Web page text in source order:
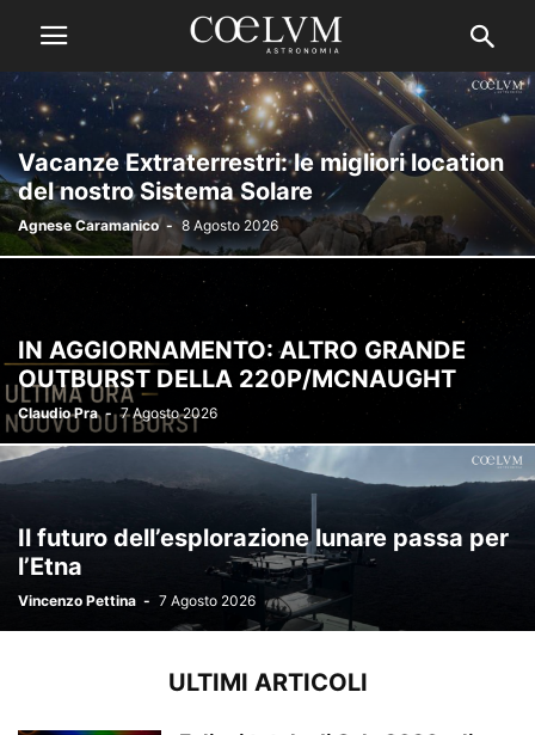
Vacanze Extraterrestri: le migliori location
del nostro Sistema Solare
Agnese Caramanico - 8 Agosto 2026
IN AGGIORNAMENTO: ALTRO GRANDE
OUTBURST DELLA 220P/MCNAUGHT
Claudio Pra - 7 Agosto 2026
Il futuro dell’esplorazione lunare passa per
l’Etna
Vincenzo Pettina - 7 Agosto 2026
ULTIMI ARTICOLI